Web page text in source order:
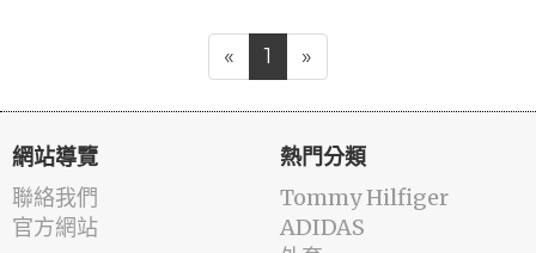
« 1 »
網站導覽
聯絡我們
官方網站
熱門分類
Tommy Hilfiger
ADIDAS